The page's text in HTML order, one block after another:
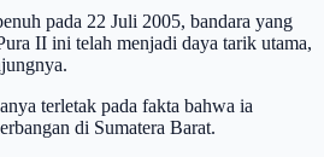
pada 22 Juli 2005, bandara yang
II ini telah menjadi daya tarik utama,
terletak pada fakta bahwa ia
di Sumatera Barat.